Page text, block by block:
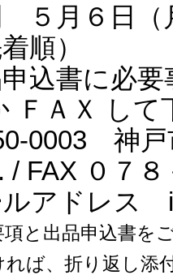
５月６日（
順）
込書に必
ＦＡＸ して
0003 神戸
/ FAX ０７
ルアドレス
項と出品申込書を
れば、折り返し添